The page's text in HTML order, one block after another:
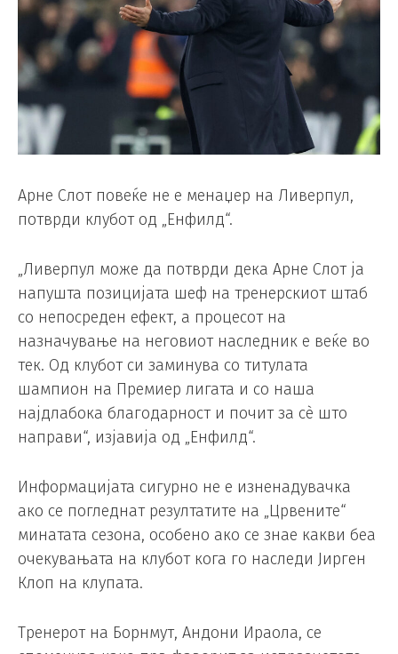
Арне Слот повеќе не е менаџер на Ливерпул,
потврди клубот од „Енфилд“.
„Ливерпул може да потврди дека Арне Слот ја
напушта позицијата шеф на тренерскиот штаб
со непосреден ефект, а процесот на
назначување на неговиот наследник е веќе во
тек. Од клубот си заминува со титулата
шампион на Премиер лигата и со наша
најдлабока благодарност и почит за сè што
направи“, изјавија од „Енфилд“.
Информацијата сигурно не е изненадувачка
ако се погледнат резултатите на „Црвените“
минатата сезона, особено ако се знае какви беа
очекувањата на клубот кога го наследи Јирген
Клоп на клупата.
Тренерот на Борнмут, Андони Ираола, се